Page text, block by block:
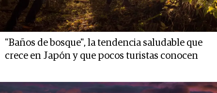
"Baños de bosque", la tendencia saludable que
crece en Japón y que pocos turistas conocen